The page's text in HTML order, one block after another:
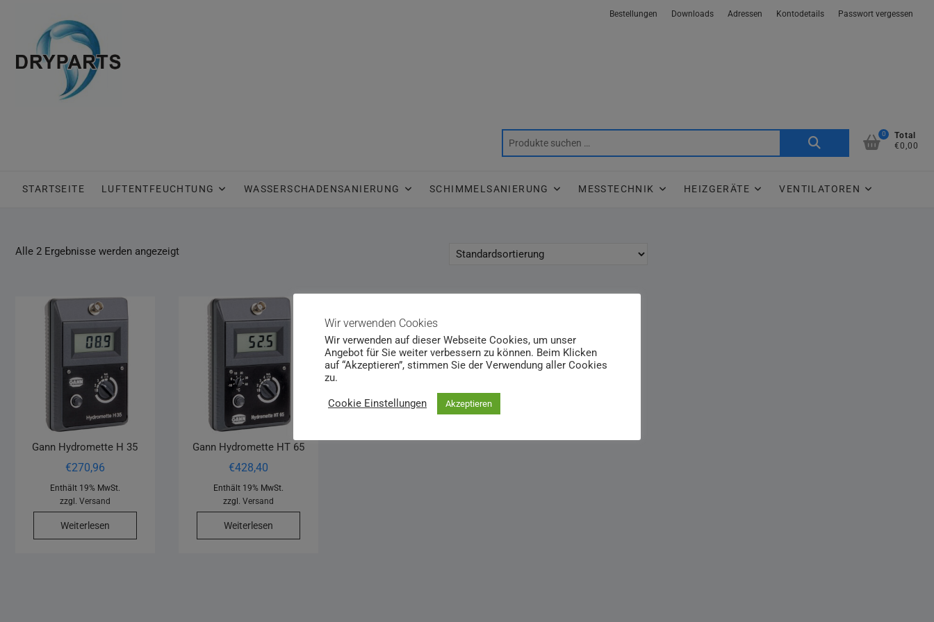
Bestellungen Downloads Adressen Kontodetails Passwort vergessen
0
Total
€0,00
STARTSEITE LUFTENTFEUCHTUNG WASSERSCHADENSANIERUNG SCHIMMELSANIERUNG MESSTECHNIK HEIZGERÄTE VENTILATOREN
Alle 2 Ergebnisse werden angezeigt
Gann Hydromette H 35
€270,96
Enthält 19% MwSt.
zzgl. Versand
Weiterlesen
Gann Hydromette HT 65
€428,40
Enthält 19% MwSt.
zzgl.Versand
Weiterlesen
Wir verwenden Cookies
Wir verwenden auf dieser Webseite Cookies, um unser
Angebot für Sie weiter verbessern zu können. Beim Klicken
auf “Akzeptieren”, stimmen Sie der Verwendung aller Cookies
zu.
Cookie Einstellungen Akzeptieren